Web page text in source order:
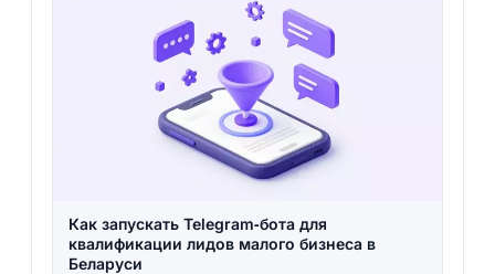
Как запускать Telegram‑бота для
квалификации лидов малого бизнеса в
Беларуси